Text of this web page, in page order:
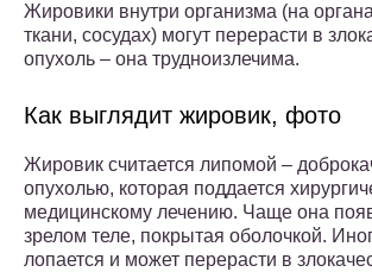
Жировики внутри организма (на
ткани, сосудах) могут перерасти в
опухоль – она трудноизлечима.
Как выглядит жировик, фото
Жировик считается липомой –
опухолью, которая поддается
медицинскому лечению. Чаще она
зрелом теле, покрытая оболочкой.
лопается и может перерасти в